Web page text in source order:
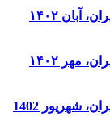
۱۴۰۲
مهر ۱۴۰۲
شهریور 1402